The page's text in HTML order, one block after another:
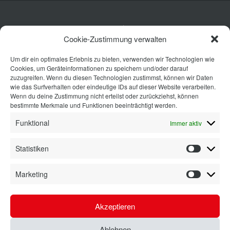
Cookie-Zustimmung verwalten
Um dir ein optimales Erlebnis zu bieten, verwenden wir Technologien wie
Cookies, um Geräteinformationen zu speichern und/oder darauf
zuzugreifen. Wenn du diesen Technologien zustimmst, können wir Daten
wie das Surfverhalten oder eindeutige IDs auf dieser Website verarbeiten.
Wenn du deine Zustimmung nicht erteilst oder zurückziehst, können
bestimmte Merkmale und Funktionen beeinträchtigt werden.
Funktional Immer aktiv
Statistiken
Marketing
Akzeptieren
Küche
Wohnen
Bad
Ausstattung
Planung
Kontakt